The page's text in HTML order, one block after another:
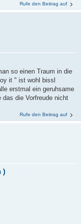
Rufe den Beitrag auf
so einen Traum in die
it " ist wohl bissl
erstmal ein geruhsame
das die Vorfreude nicht
Rufe den Beitrag auf
)